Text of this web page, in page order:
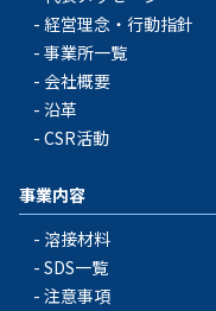
経営理念・行動指針
事業所一覧
会社概要
沿革
CSR活動
事業内容
溶接材料
SDS一覧
注意事項